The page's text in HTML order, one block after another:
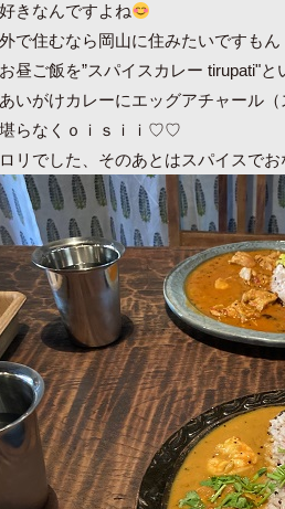
きなんですよね
で住むなら岡山に住みたいですもん
昼ご飯を”スパイスカレー tirupati"と
いがけカレーにエッグアチャール
らなくｏｉｓｉｉ♡♡
リでした、そのあとはスパイスで